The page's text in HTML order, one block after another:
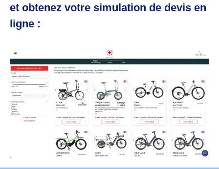
et obtenez votre simulation de devis en
ligne :